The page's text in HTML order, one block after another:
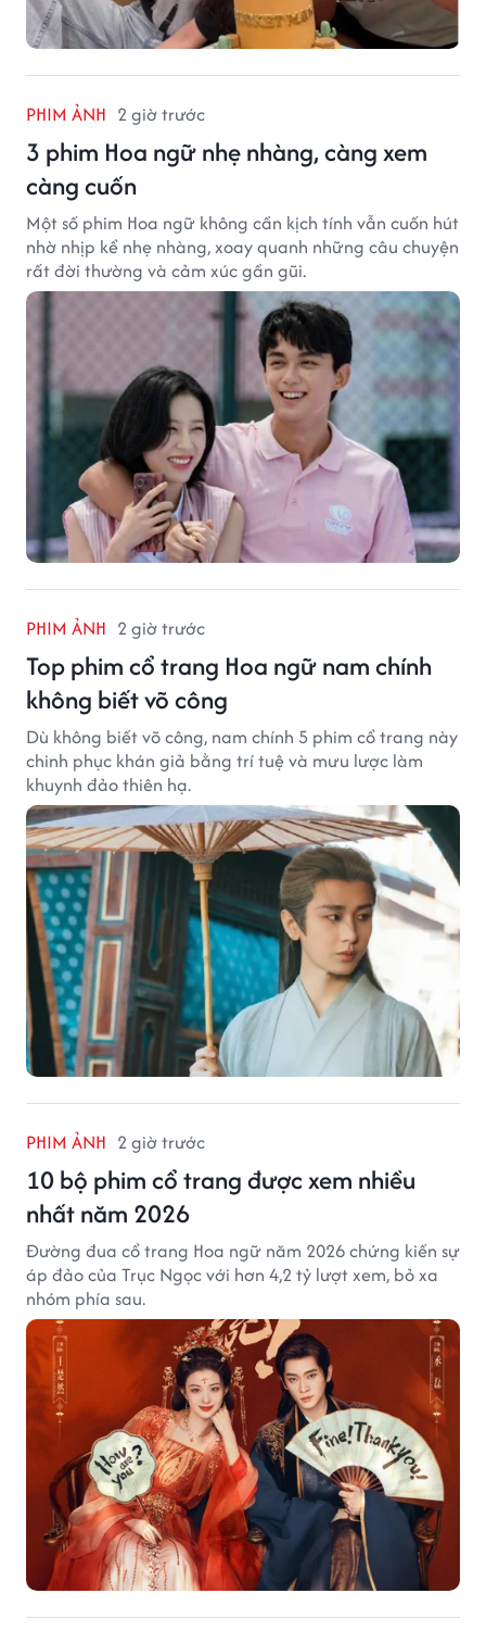
PHIM ẢNH 2 giờ trước
3 phim Hoa ngữ nhẹ nhàng, càng xem
càng cuốn
Một số phim Hoa ngữ không cần kịch tính vẫn cuốn hút
nhờ nhịp kể nhẹ nhàng, xoay quanh những câu chuyện
rất đời thường và cảm xúc gần gũi.
PHIM ẢNH 2 giờ trước
Top phim cổ trang Hoa ngữ nam chính
không biết võ công
Dù không biết võ công, nam chính 5 phim cổ trang này
chinh phục khán giả bằng trí tuệ và mưu lược làm
khuynh đảo thiên hạ.
PHIM ẢNH 2 giờ trước
10 bộ phim cổ trang được xem nhiều
nhất năm 2026
Đường đua cổ trang Hoa ngữ năm 2026 chứng kiến sự
áp đảo của Trục Ngọc với hơn 4,2 tỷ lượt xem, bỏ xa
nhóm phía sau.